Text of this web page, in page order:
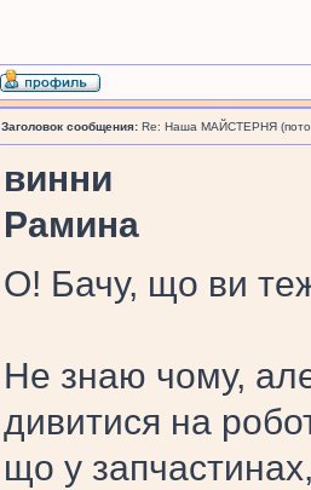
Заголовок сообщения: Re: Наша МАЙСТЕРНЯ
винни
Рамина
О! Бачу, що ви
Не знаю чому,
дивитися на
що у